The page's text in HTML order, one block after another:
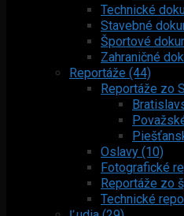
Technické
Stavebné
Športové
Zahraničné
Reportáže (44)
Reportáže zo
Oslavy (10)
Fotografické
Reportáže zo
Technické